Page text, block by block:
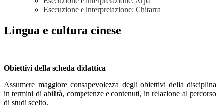
Esecuzione e interpretazione: Chitarra
Lingua e cultura cinese
Obiettivi della scheda didattica
Assumere maggiore consapevolezza degli obiettivi della disciplina
in termini di abilità, competenze e contenuti, in relazione al percorso
di studi scelto.